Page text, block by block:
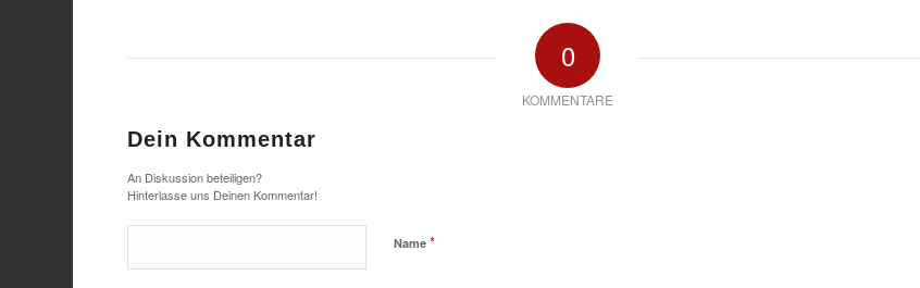
0
KOMMENTARE
Dein Kommentar
An Diskussion beteiligen?
Hinterlasse uns Deinen Kommentar!
Name*